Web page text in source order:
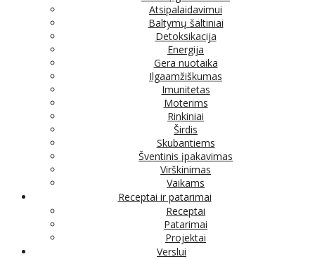
Atsipalaidavimui
Baltymų šaltiniai
Detoksikacija
Energija
Gera nuotaika
Ilgaamžiškumas
Imunitetas
Moterims
Rinkiniai
Širdis
Skubantiems
Šventinis įpakavimas
Virškinimas
Vaikams
Receptai ir patarimai
Receptai
Patarimai
Projektai
Verslui